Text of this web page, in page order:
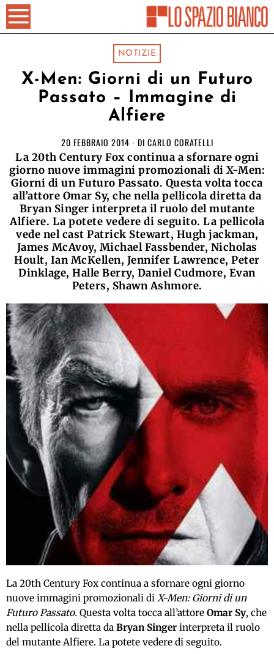
NOTIZIE
X-Men: Giorni di un Futuro
Passato – Immagine di
Alfiere
20 FEBBRAIO 2014 DI CARLO CORATELLI
La 20th Century Fox continua a sfornare ogni
giorno nuove immagini promozionali di X-Men:
Giorni di un Futuro Passato. Questa volta tocca
all’attore Omar Sy, che nella pellicola diretta da
Bryan Singer interpreta il ruolo del mutante
Alfiere. La potete vedere di seguito. La pellicola
vede nel cast Patrick Stewart, Hugh jackman,
James McAvoy, Michael Fassbender, Nicholas
Hoult, Ian McKellen, Jennifer Lawrence, Peter
Dinklage, Halle Berry, Daniel Cudmore, Evan
Peters, Shawn Ashmore.
La 20th Century Fox continua a sfornare ogni giorno
nuove immagini promozionali di X-Men: Giorni di un
Futuro Passato. Questa volta tocca all’attore Omar Sy, che
nella pellicola diretta da Bryan Singer interpreta il ruolo
del mutante Alfiere. La potete vedere di seguito.